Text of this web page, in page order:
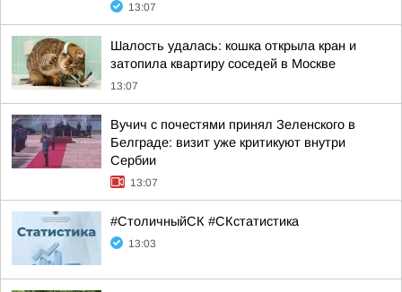
13:07
Шалость удалась: кошка открыла кран и
затопила квартиру соседей в Москве
13:07
Вучич с почестями принял Зеленского в
Белграде: визит уже критикуют внутри
Сербии
13:07
#CтоличныйСК #СКстатистика
13:03